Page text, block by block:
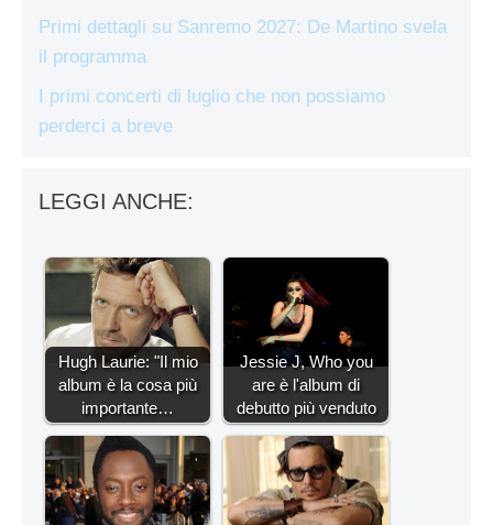
Primi dettagli su Sanremo 2027: De Martino svela
il programma
I primi concerti di luglio che non possiamo
perderci a breve
LEGGI ANCHE:
Hugh Laurie: "Il mio
album è la cosa più
importante…
Jessie J, Who you
are è l'album di
debutto più venduto